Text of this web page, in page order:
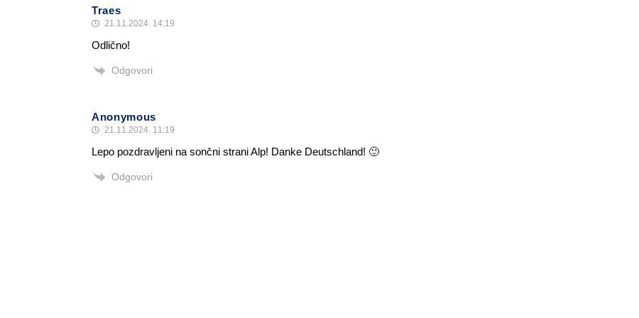
Traes
21.11.2024. 14:19
Odlično!
Odgovori
Anonymous
21.11.2024. 11:19
Lepo pozdravljeni na sončni strani Alp! Danke Deutschland! 🙂
Odgovori